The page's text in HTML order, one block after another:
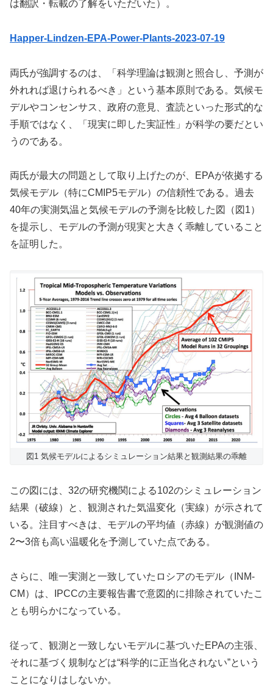
は翻訳・転載の了解をいただいた）。
Happer-Lindzen-EPA-Power-Plants-2023-07-19
両氏が強調するのは、「科学理論は観測と照合し、予測が
外れれば退けられるべき」という基本原則である。気候モ
デルやコンセンサス、政府の意見、査読といった形式的な
手順ではなく、「現実に即した実証性」が科学の要だとい
うのである。
両氏が最大の問題として取り上げたのが、EPAが依拠する
気候モデル（特にCMIP5モデル）の信頼性である。過去
40年の実測気温と気候モデルの予測を比較した図（図1）
を提示し、モデルの予測が現実と大きく乖離していること
を証明した。
図1 気候モデルによるシミュレーション結果と観測結果の乖離
この図には、32の研究機関による102のシミュレーション
結果（破線）と、観測された気温変化（実線）が示されて
いる。注目すべきは、モデルの平均値（赤線）が観測値の
2〜3倍も高い温暖化を予測していた点である。
さらに、唯一実測と一致していたロシアのモデル（INM-
CM）は、IPCCの主要報告書で意図的に排除されていたこ
とも明らかになっている。
従って、観測と一致しないモデルに基づいたEPAの主張、
それに基づく規制などは“科学的に正当化されない”という
ことになりはしないか。